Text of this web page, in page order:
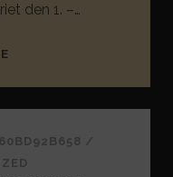
den 1. –…
–
GALLERI
/